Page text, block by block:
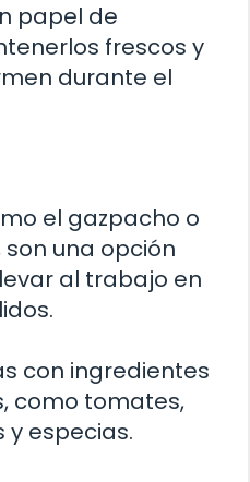
papel de
frescos y
durante el
el gazpacho o
una opción
al trabajo en
con ingredientes
como tomates,
y especias.